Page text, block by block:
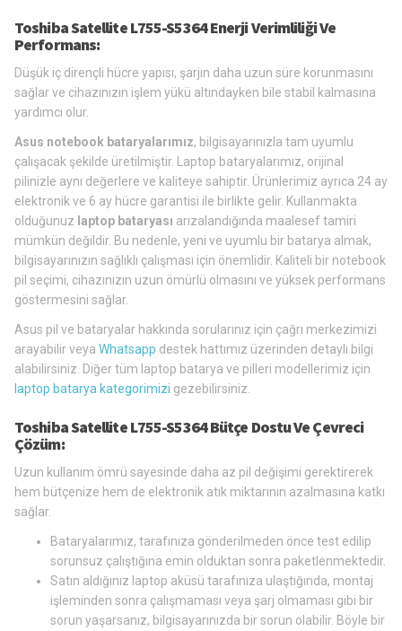
Toshiba Satellite L755-S5364 Enerji Verimliliği Ve
Performans:
Düşük iç dirençli hücre yapısı, şarjın daha uzun süre korunmasını
sağlar ve cihazınızın işlem yükü altındayken bile stabil kalmasına
yardımcı olur.
Asus notebook bataryalarımız, bilgisayarınızla tam uyumlu
çalışacak şekilde üretilmiştir. Laptop bataryalarımız, orijinal
pilinizle aynı değerlere ve kaliteye sahiptir. Ürünlerimiz ayrıca 24 ay
elektronik ve 6 ay hücre garantisi ile birlikte gelir. Kullanmakta
olduğunuz laptop bataryası arızalandığında maalesef tamiri
mümkün değildir. Bu nedenle, yeni ve uyumlu bir batarya almak,
bilgisayarınızın sağlıklı çalışması için önemlidir. Kaliteli bir notebook
pil seçimi, cihazınızın uzun ömürlü olmasını ve yüksek performans
göstermesini sağlar.
Asus pil ve bataryalar hakkında sorularınız için çağrı merkezimizi
arayabilir veya Whatsapp destek hattımız üzerinden detaylı bilgi
alabilirsiniz. Diğer tüm laptop batarya ve pilleri modellerimiz için
laptop batarya kategorimizi gezebilirsiniz.
Toshiba Satellite L755-S5364 Bütçe Dostu Ve Çevreci
Çözüm:
Uzun kullanım ömrü sayesinde daha az pil değişimi gerektirerek
hem bütçenize hem de elektronik atık miktarının azalmasına katkı
sağlar.
Bataryalarımız, tarafınıza gönderilmeden önce test edilip
sorunsuz çalıştığına emin olduktan sonra paketlenmektedir.
Satın aldığınız laptop aküsü tarafınıza ulaştığında, montaj
işleminden sonra çalışmaması veya şarj olmaması gibi bir
sorun yaşarsanız, bilgisayarınızda bir sorun olabilir. Böyle bir